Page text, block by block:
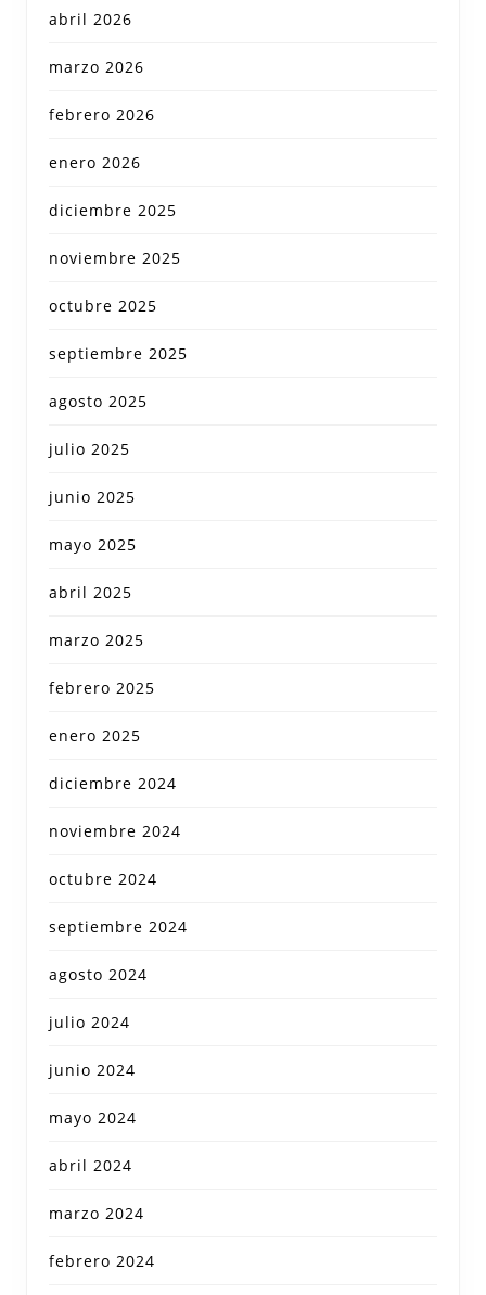
abril 2026
marzo 2026
febrero 2026
enero 2026
diciembre 2025
noviembre 2025
octubre 2025
septiembre 2025
agosto 2025
julio 2025
junio 2025
mayo 2025
abril 2025
marzo 2025
febrero 2025
enero 2025
diciembre 2024
noviembre 2024
octubre 2024
septiembre 2024
agosto 2024
julio 2024
junio 2024
mayo 2024
abril 2024
marzo 2024
febrero 2024